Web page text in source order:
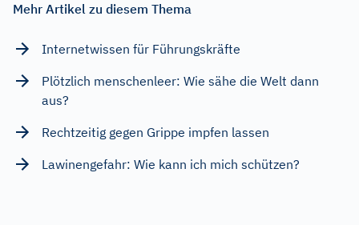
Mehr Artikel zu diesem Thema
Internetwissen für Führungskräfte
Plötzlich menschenleer: Wie sähe die Welt dann
aus?
Rechtzeitig gegen Grippe impfen lassen
Lawinengefahr: Wie kann ich mich schützen?